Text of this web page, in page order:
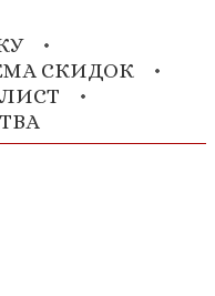
СКИДОК